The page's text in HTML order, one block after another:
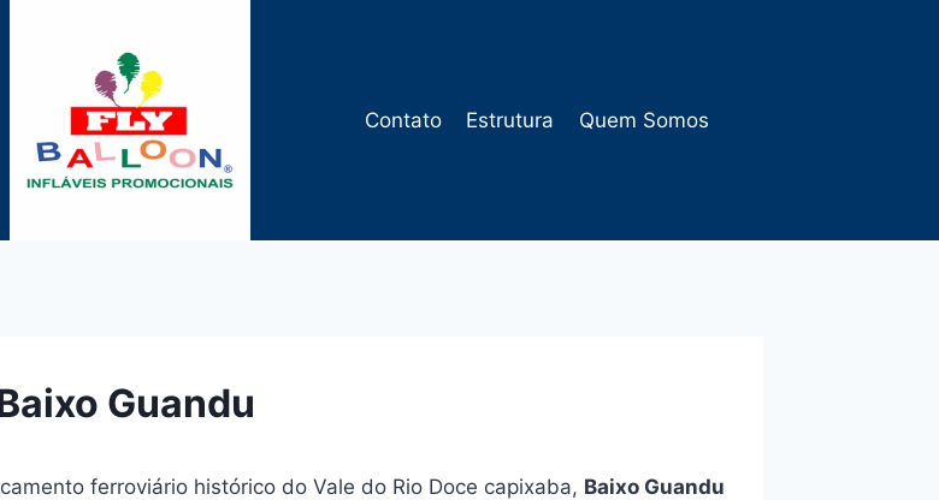
Contato Estrutura Quem Somos
Guandu
ferroviário histórico do Vale do Rio Doce capixaba, Baixo Guandu